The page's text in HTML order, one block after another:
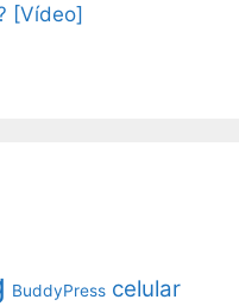
[Vídeo]
BuddyPress celular